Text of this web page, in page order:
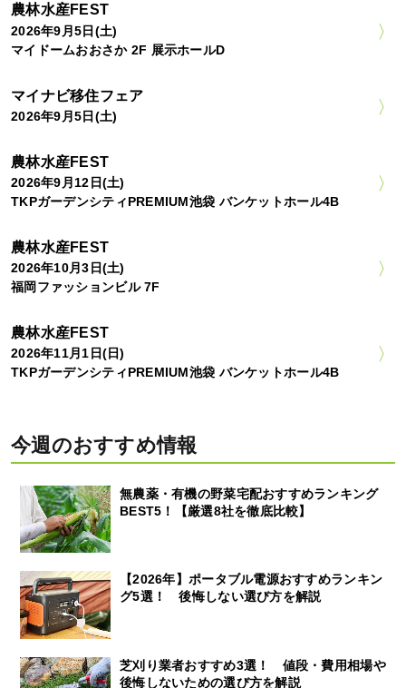
農林水産FEST
2026年9月5日(土)
マイドームおおさか 2F 展示ホールD
マイナビ移住フェア
2026年9月5日(土)
農林水産FEST
2026年9月12日(土)
TKPガーデンシティPREMIUM池袋 バンケットホール4B
農林水産FEST
2026年10月3日(土)
福岡ファッションビル 7F
農林水産FEST
2026年11月1日(日)
TKPガーデンシティPREMIUM池袋 バンケットホール4B
今週のおすすめ情報
無農薬・有機の野菜宅配おすすめランキング
BEST5！【厳選8社を徹底比較】
【2026年】ポータブル電源おすすめランキン
グ5選！ 後悔しない選び方を解説
芝刈り業者おすすめ3選！ 値段・費用相場や
後悔しないための選び方を解説